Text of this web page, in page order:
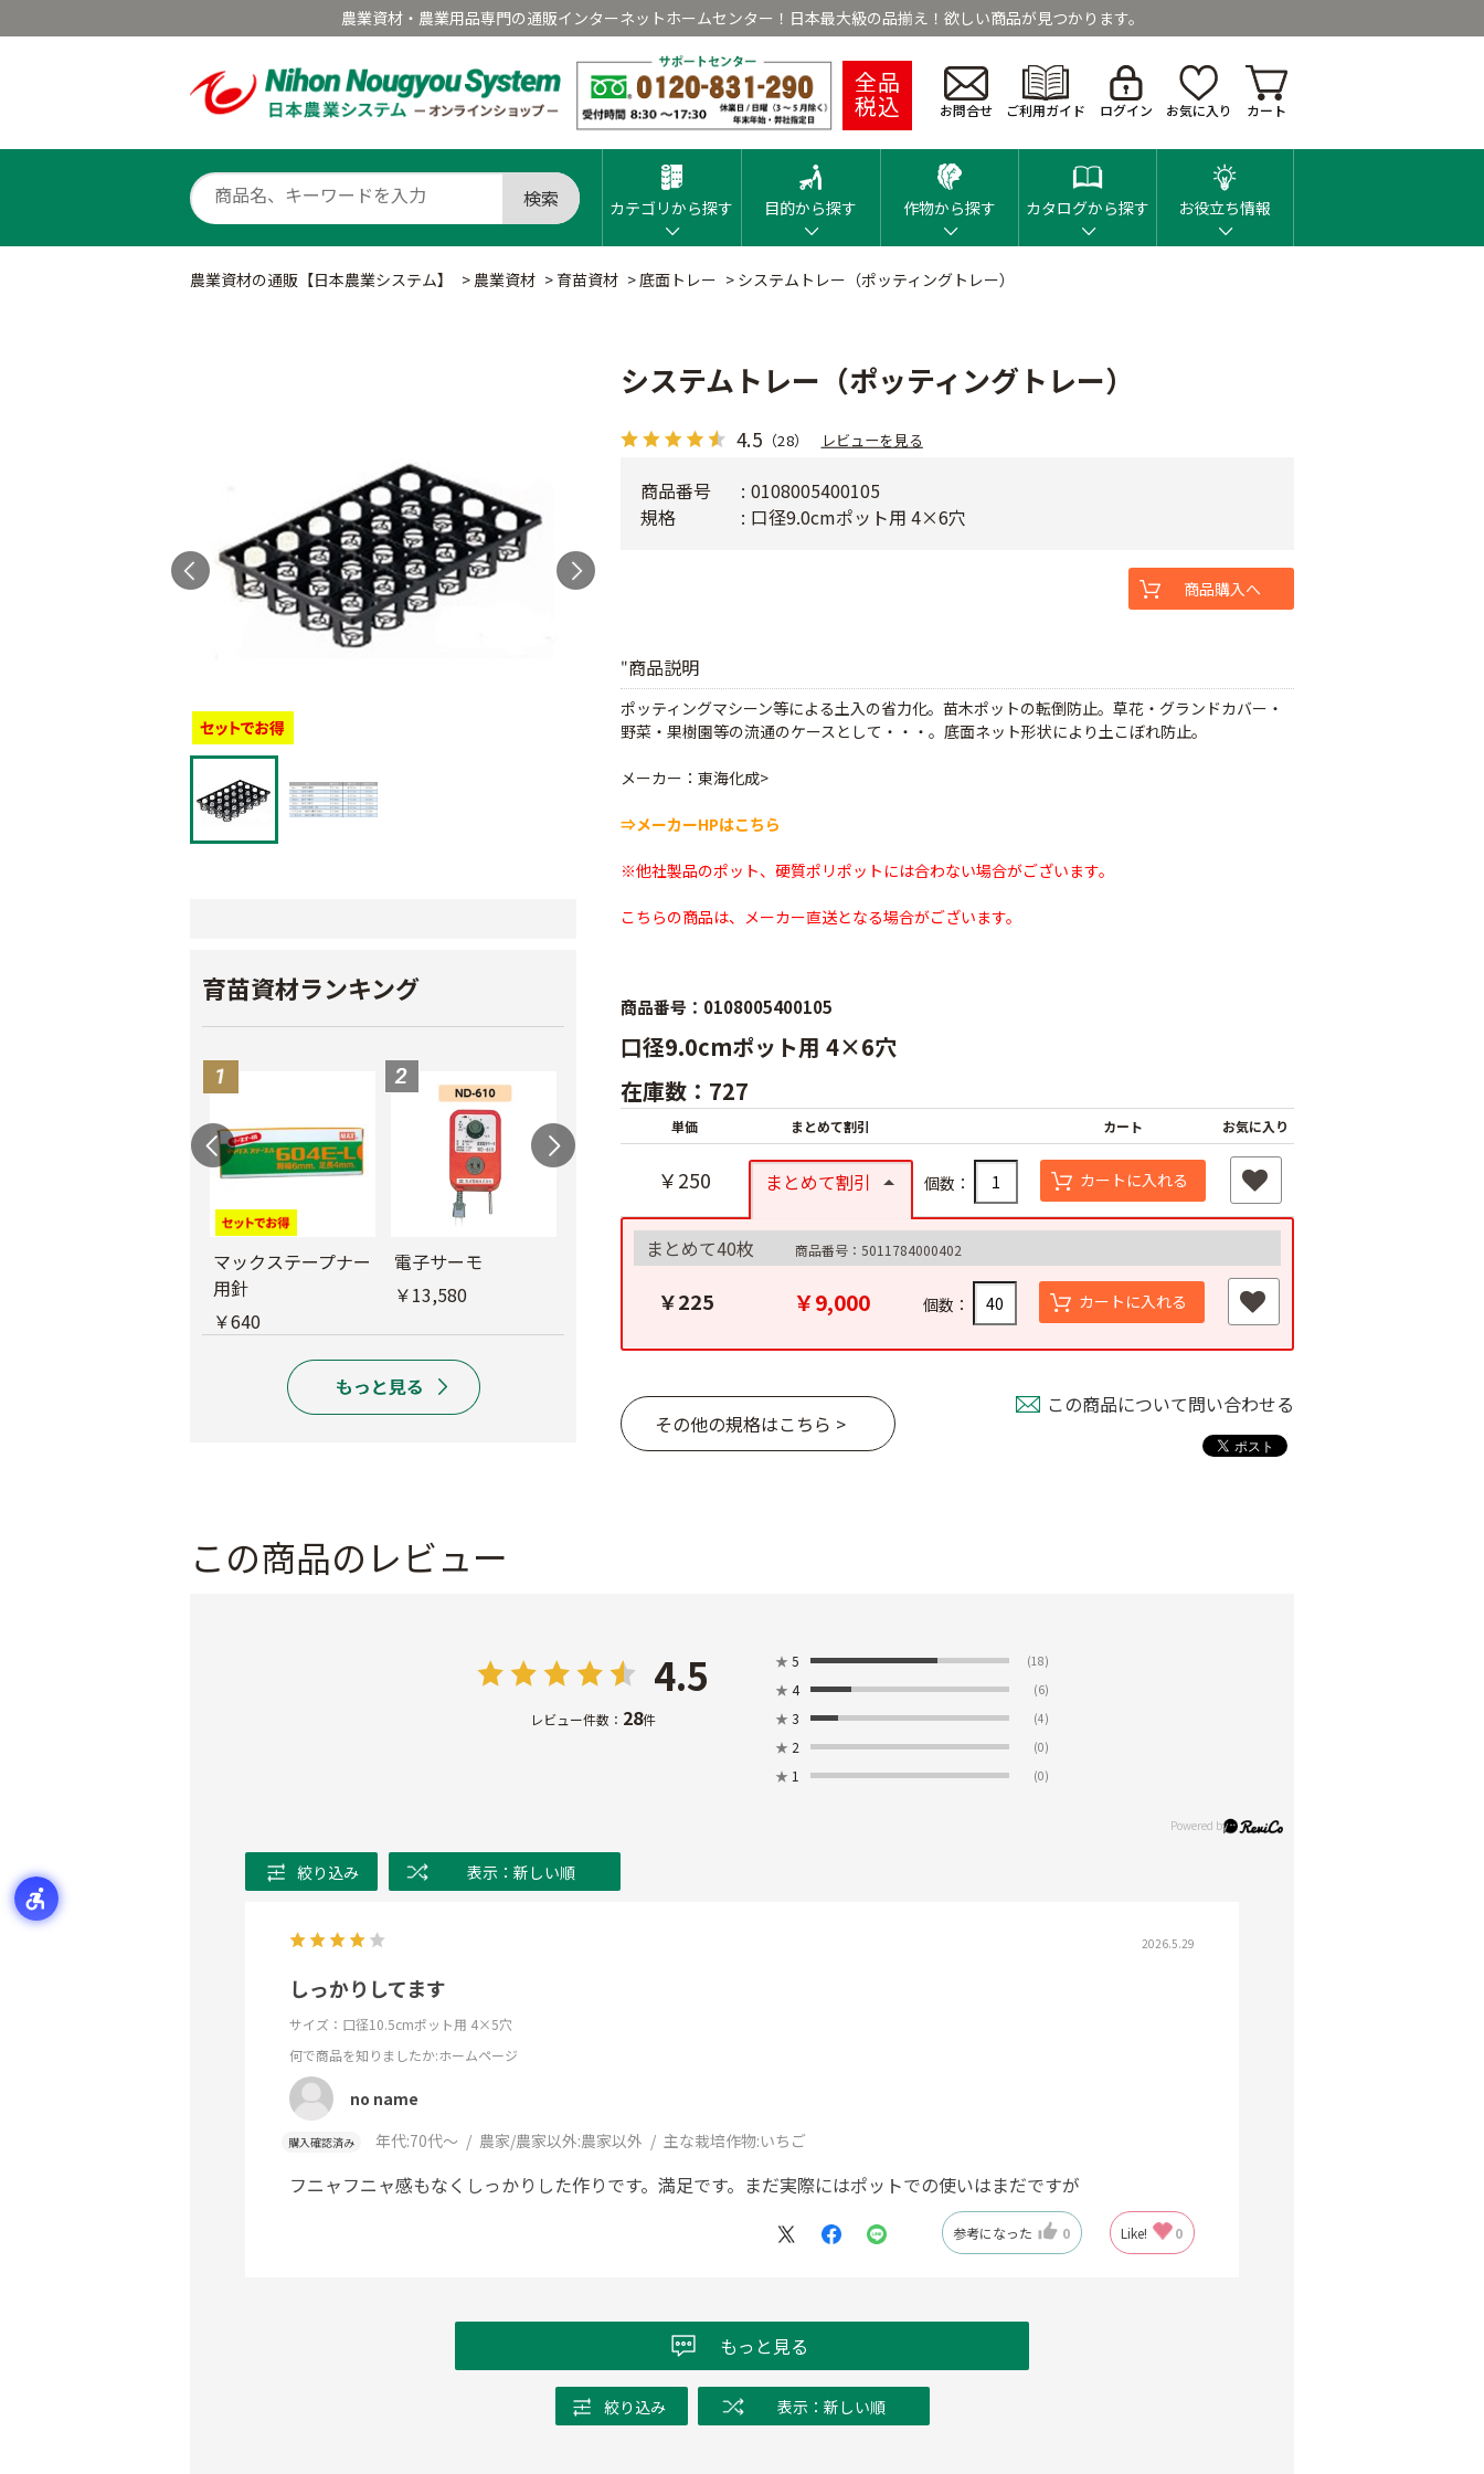
農業資材・農業用品専門の通販インターネットホームセンター！日本最大級の品揃え！欲しい商品が見つかります。
全品
税込 お問合せ ご利用ガイド ログイン お気に入り カート
検索 カテゴリから探す 目的から探す 作物から探す カタログから探す お役立ち情報
農業資材の通販【日本農業システム】 > 農業資材 > 育苗資材 >底面トレー > システムトレー（ポッティングトレー）
育苗資材ランキング
マックステープナー
用針
￥640
電子サーモ
￥13,580
農電マット 単相
光分解テープ（マッ
ランナーピン
￥3,480
バインダー紐 ジュ
ート
￥1,980
システムトレー（ポッティングトレー）
4.5 （28） レビューを見る
"商品説明
ポッティングマシーン等による土入の省力化。苗木ポットの転倒防止。草花・グランドカバー・
野菜・果樹園等の流通のケースとして・・・。底面ネット形状により土こぼれ防止。
メーカー：東海化成>
⇒メーカーHPはこちら
※他社製品のポット、硬質ポリポットには合わない場合がございます。
こちらの商品は、メーカー直送となる場合がございます。
商品番号
0108005400105
規格
口径9.0cmポット用 4×6穴
商品購入へ
商品番号：0108005400105
口径9.0cmポット用 4×6穴
在庫数：727
単価 まとめて割引 カート お気に入り
￥250 まとめて割引 個数： カートに入れる
まとめて40枚 商品番号：5011784000402
￥225 ￥9,000 個数： カートに入れる
その他の規格はこちら >
この商品について問い合わせる
この商品のレビュー
4.5
レビュー件数： 28件
★ 5 (18)
★ 4 (6)
★ 3 (4)
★ 2 (0)
★ 1 (0)
絞り込み 表示：新しい順
2026.5.29
しっかりしてます
サイズ：口径10.5cmポット用 4×5穴
何で商品を知りましたか:ホームページ
no name
購入確認済み 年代:70代～ 農家/農家以外:農家以外 主な栽培作物:いちご
フニャフニャ感もなくしっかりした作りです。満足です。まだ実際にはポットでの使いはまだですが
参考になった 0 Like! 0
もっと見る
絞り込み 表示：新しい順